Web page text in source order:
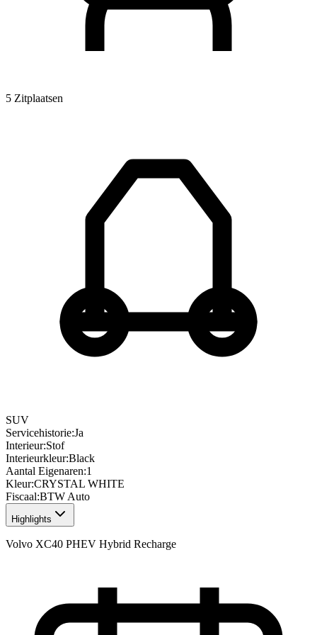
5 Zitplaatsen
SUV
Servicehistorie:Ja
Interieur:Stof
Interieurkleur:Black
Aantal Eigenaren:1
Kleur:CRYSTAL WHITE
Fiscaal:BTW Auto
Highlights
Volvo XC40 PHEV Hybrid Recharge